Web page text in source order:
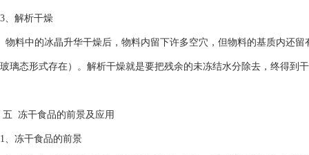
3、解析干燥
物料中的冰晶升华干燥后，物料内留下许多空穴，但物料的基质内还
玻璃态形式存在）。解析干燥就是要把残余的未冻结水分除去，终得到
五 冻干食品的前景及应用
1、冻干食品的前景